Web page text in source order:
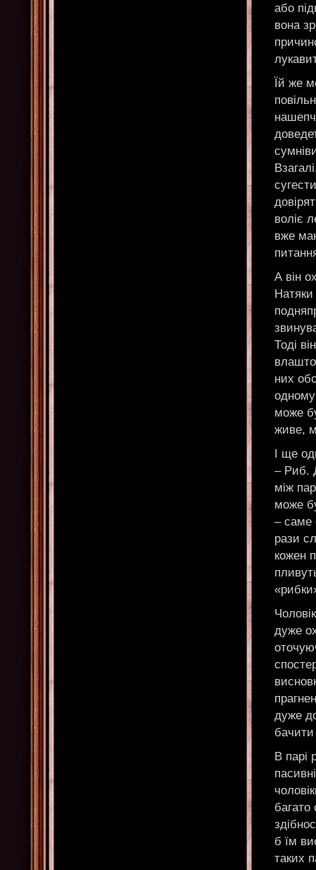
або
вона
Їй же
воліє
вже
А він
Натяки
Тоді
них
одному
може
живе,
І ще
– Риб.
між
може
– саме
рази
кожен
дуже
дуже
В парі
багато
б їм
таких